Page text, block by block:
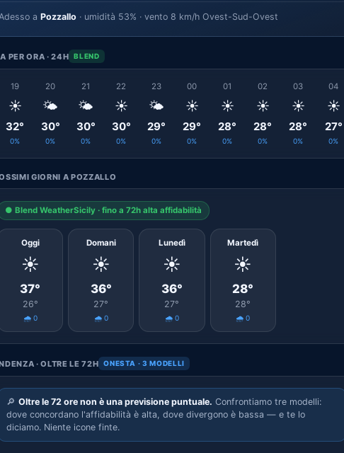
a Pozzallo · umidità 53% · vento 8 km/h Ovest-Sud-Ovest
PER ORA · 24H BLEND
19
☀️
32°
0%
20
🌤️
30°
0%
21
🌤️
30°
0%
22
☀️
30°
0%
23
🌤️
29°
0%
00
☀️
29°
0%
01
☀️
28°
0%
02
☀️
28°
0%
03
☀️
28°
0%
04
☀️
27°
0%
GIORNI A POZZALLO
● Blend WeatherSicily · fino a 72h alta affidabilità
Oggi
☀️
37°
26°
🌧️ 0
Domani
☀️
36°
27°
🌧️ 0
Lunedì
☀️
36°
27°
🌧️ 0
Martedì
☀️
28°
28°
🌧️ 0
· OLTRE LE 72H ONESTA · 3 MODELLI
🔎 Oltre le 72 ore non è una previsione puntuale. Confrontiamo tre modelli:
dove concordano l'affidabilità è alta, dove divergono è bassa — e te lo
diciamo. Niente icone finte.